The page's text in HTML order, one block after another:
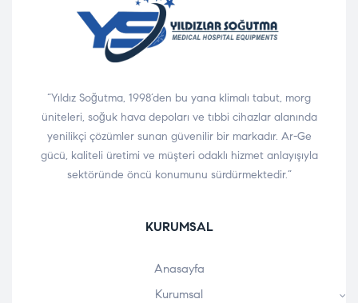
“Yıldız Soğutma, 1998’den bu yana klimalı tabut, morg
üniteleri, soğuk hava depoları ve tıbbi cihazlar alanında
yenilikçi çözümler sunan güvenilir bir markadır. Ar-Ge
gücü, kaliteli üretimi ve müşteri odaklı hizmet anlayışıyla
sektöründe öncü konumunu sürdürmektedir.”
KURUMSAL
Anasayfa
Kurumsal